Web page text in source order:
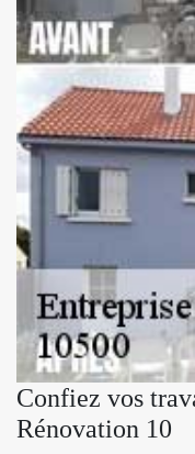
Confiez vos
Rénovation 10